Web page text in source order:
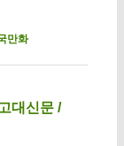
만화
대신문 /